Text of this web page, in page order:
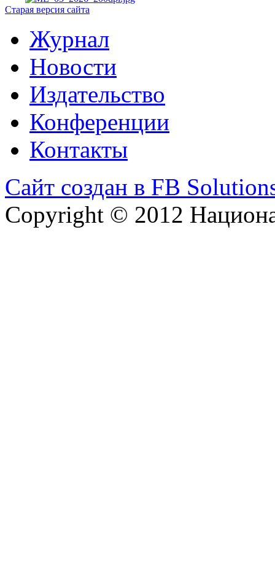
Старая версия сайта
Журнал
Новости
Издательство
Конференции
Контакты
Сайт создан в FB
Copyright © 2012